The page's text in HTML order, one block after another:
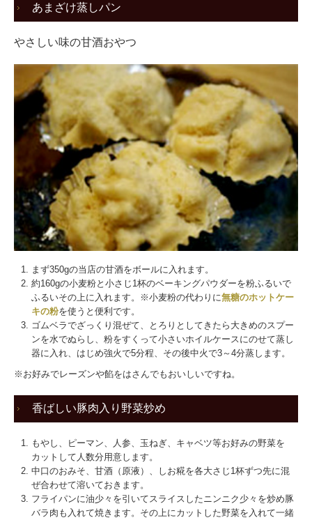
あまざけ蒸しパン
やさしい味の甘酒おやつ
まず350gの当店の甘酒をボールに入れます。
約160gの小麦粉と小さじ1杯のベーキングパウダーを粉ふるいで
ふるいその上に入れます。※小麦粉の代わりに無糖のホットケー
キの粉を使うと便利です。
ゴムベラでざっくり混ぜて、とろりとしてきたら大きめのスプー
ンを水でぬらし、粉をすくって小さいホイルケースにのせて蒸し
器に入れ、はじめ強火で5分程、その後中火で3～4分蒸します。
※お好みでレーズンや餡をはさんでもおいしいですね。
香ばしい豚肉入り野菜炒め
もやし、ピーマン、人参、玉ねぎ、キャベツ等お好みの野菜を
カットして人数分用意します。
中口のおみそ、甘酒（原液）、しお糀を各大さじ1杯ずつ先に混
ぜ合わせて溶いておきます。
フライパンに油少々を引いてスライスしたニンニク少々を炒め豚
バラ肉も入れて焼きます。その上にカットした野菜を入れて一緒